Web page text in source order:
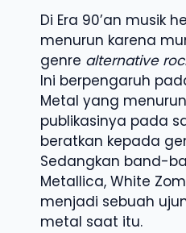
Di Era 90’an musik
menurun karena
genre alternative
Ini berpengaruh
Metal yang
publikasinya pada
beratkan kepada
Sedangkan band-
Metallica, White
menjadi sebuah
metal saat itu.